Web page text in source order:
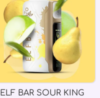
ELF BAR SOUR KING